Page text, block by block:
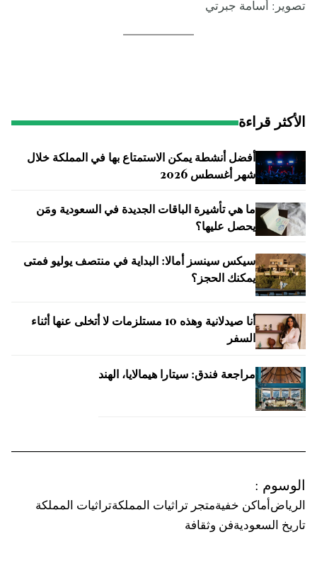
تصوير: أسامة جبرتي
الأكثر قراءة
أفضل أنشطة يمكن الاستمتاع بها في المملكة خلال
شهر أغسطس 2026
ما هي تأشيرة الباقات الجديدة في السعودية ومَن
يحصل عليها؟
سيكس سينسز أمالا: البداية في منتصف يوليو فمتى
يمكنك الحجز؟
أنا صيدلانية وهذه 10 مستلزمات لا أتخلى عنها أثناء
السفر
مراجعة فندق: سيتارا هيمالايا، الهند
الوسوم :
الرياض أماكن خفيةمتجر تراثيات المملكةتراثيات المملكة
تاريخ السعوديةفن وثقافة